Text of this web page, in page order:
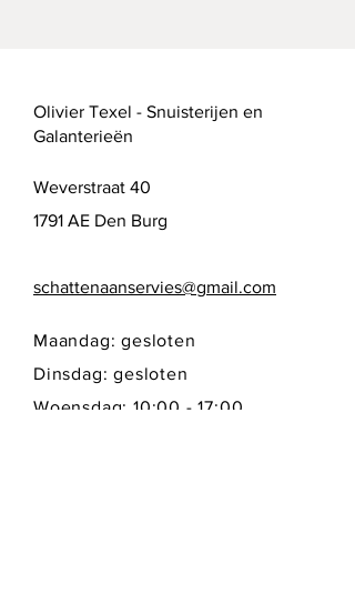
Olivier Texel - Snuisterijen en
Galanterieën
Weverstraat 40
1791 AE Den Burg
schattenaanservies@gmail.com
Maandag: gesloten
Dinsdag: gesloten
Woensdag: 10:00 - 17:00